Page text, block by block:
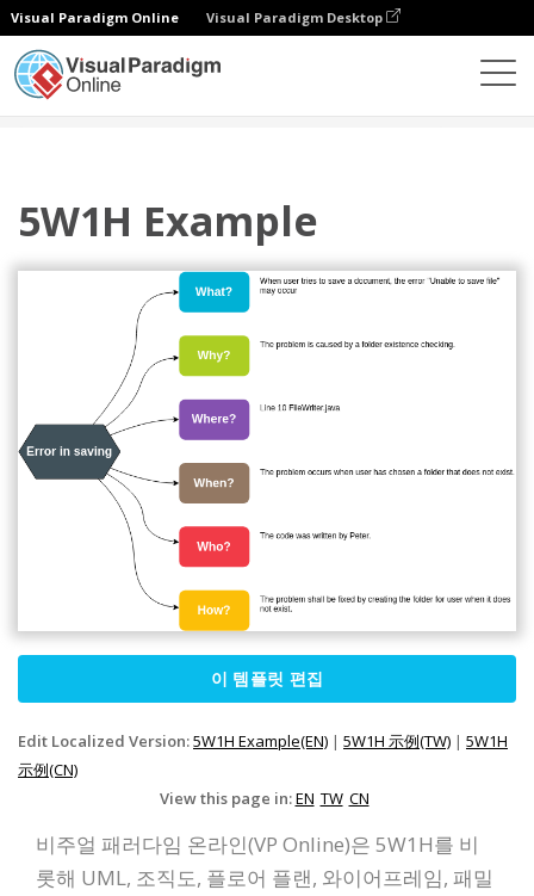
Visual Paradigm Online Visual Paradigm Desktop
5W1H Example
이 템플릿 편집
Edit Localized Version:5W1H Example(EN) | 5W1H 示例(TW) | 5W1H
示例(CN)
View this page in:EN TW CN
비주얼 패러다임 온라인(VP Online)은 5W1H를 비
롯해 UML, 조직도, 플로어 플랜, 와이어프레임, 패밀